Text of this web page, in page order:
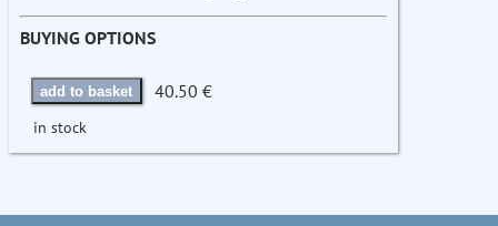
BUYING OPTIONS
add to basket 40.50 €
in stock